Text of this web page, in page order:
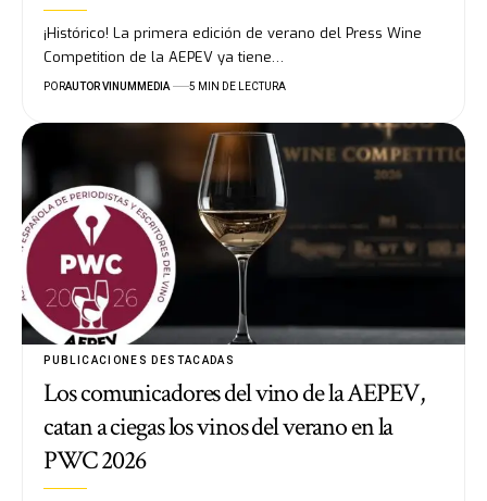
¡Histórico! La primera edición de verano del Press Wine
Competition de la AEPEV ya tiene…
PORAUTOR VINUMMEDIA 5 MIN DE LECTURA
PUBLICACIONES DESTACADAS
Los comunicadores del vino de la AEPEV,
catan a ciegas los vinos del verano en la
PWC 2026